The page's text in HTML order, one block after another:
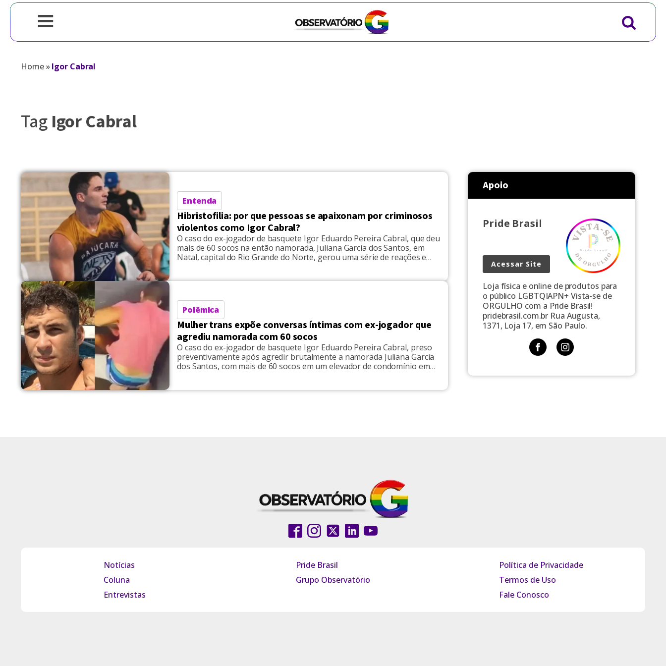
Home»Igor Cabral
TagIgor Cabral
Entenda
Hibristofilia: por que pessoas se apaixonam por criminosos
violentos como Igor Cabral?
O caso do ex-jogador de basquete Igor Eduardo Pereira Cabral, que deu
mais de 60 socos na então namorada, Juliana Garcia dos Santos, em
Natal, capital do Rio Grande do Norte, gerou uma série de reações e
Polêmica
Mulher trans expõe conversas íntimas com ex-jogador que
agrediu namorada com 60 socos
O caso do ex-jogador de basquete Igor Eduardo Pereira Cabral, preso
preventivamente após agredir brutalmente a namorada Juliana Garcia
dos Santos, com mais de 60 socos em um elevador de condomínio em
publicou em seu […]
Apoio
Pride Brasil
Acessar Site
Loja física e online de produtos para
o público LGBTQIAPN+ Vista-se de
ORGULHO com a Pride Brasil!
pridebrasil.com.br Rua Augusta,
1371, Loja 17, em São Paulo.
Notícias
Coluna
Entrevistas
Pride Brasil
Grupo Observatório
Política de Privacidade
Termos de Uso
Fale Conosco